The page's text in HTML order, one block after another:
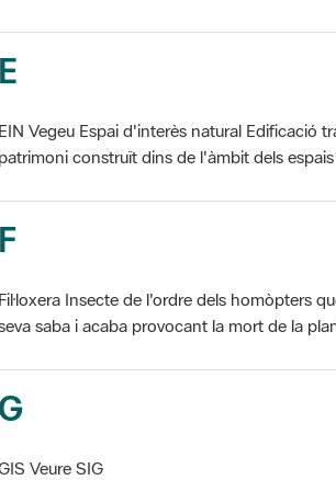
E
EIN Vegeu Espai d'interès natural Edificació
patrimoni construït dins de l'àmbit dels
F
Fil·loxera Insecte de l'ordre dels homòpters
saba i acaba provocant la mort de la
G
Veure SIG